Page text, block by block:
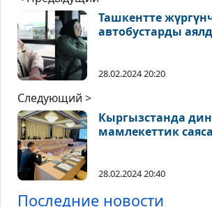
Ташкентте
28.02.2024 20:20
Следующий >
Кыргызстанда
мамлекеттик
28.02.2024 20:40
Последние новости